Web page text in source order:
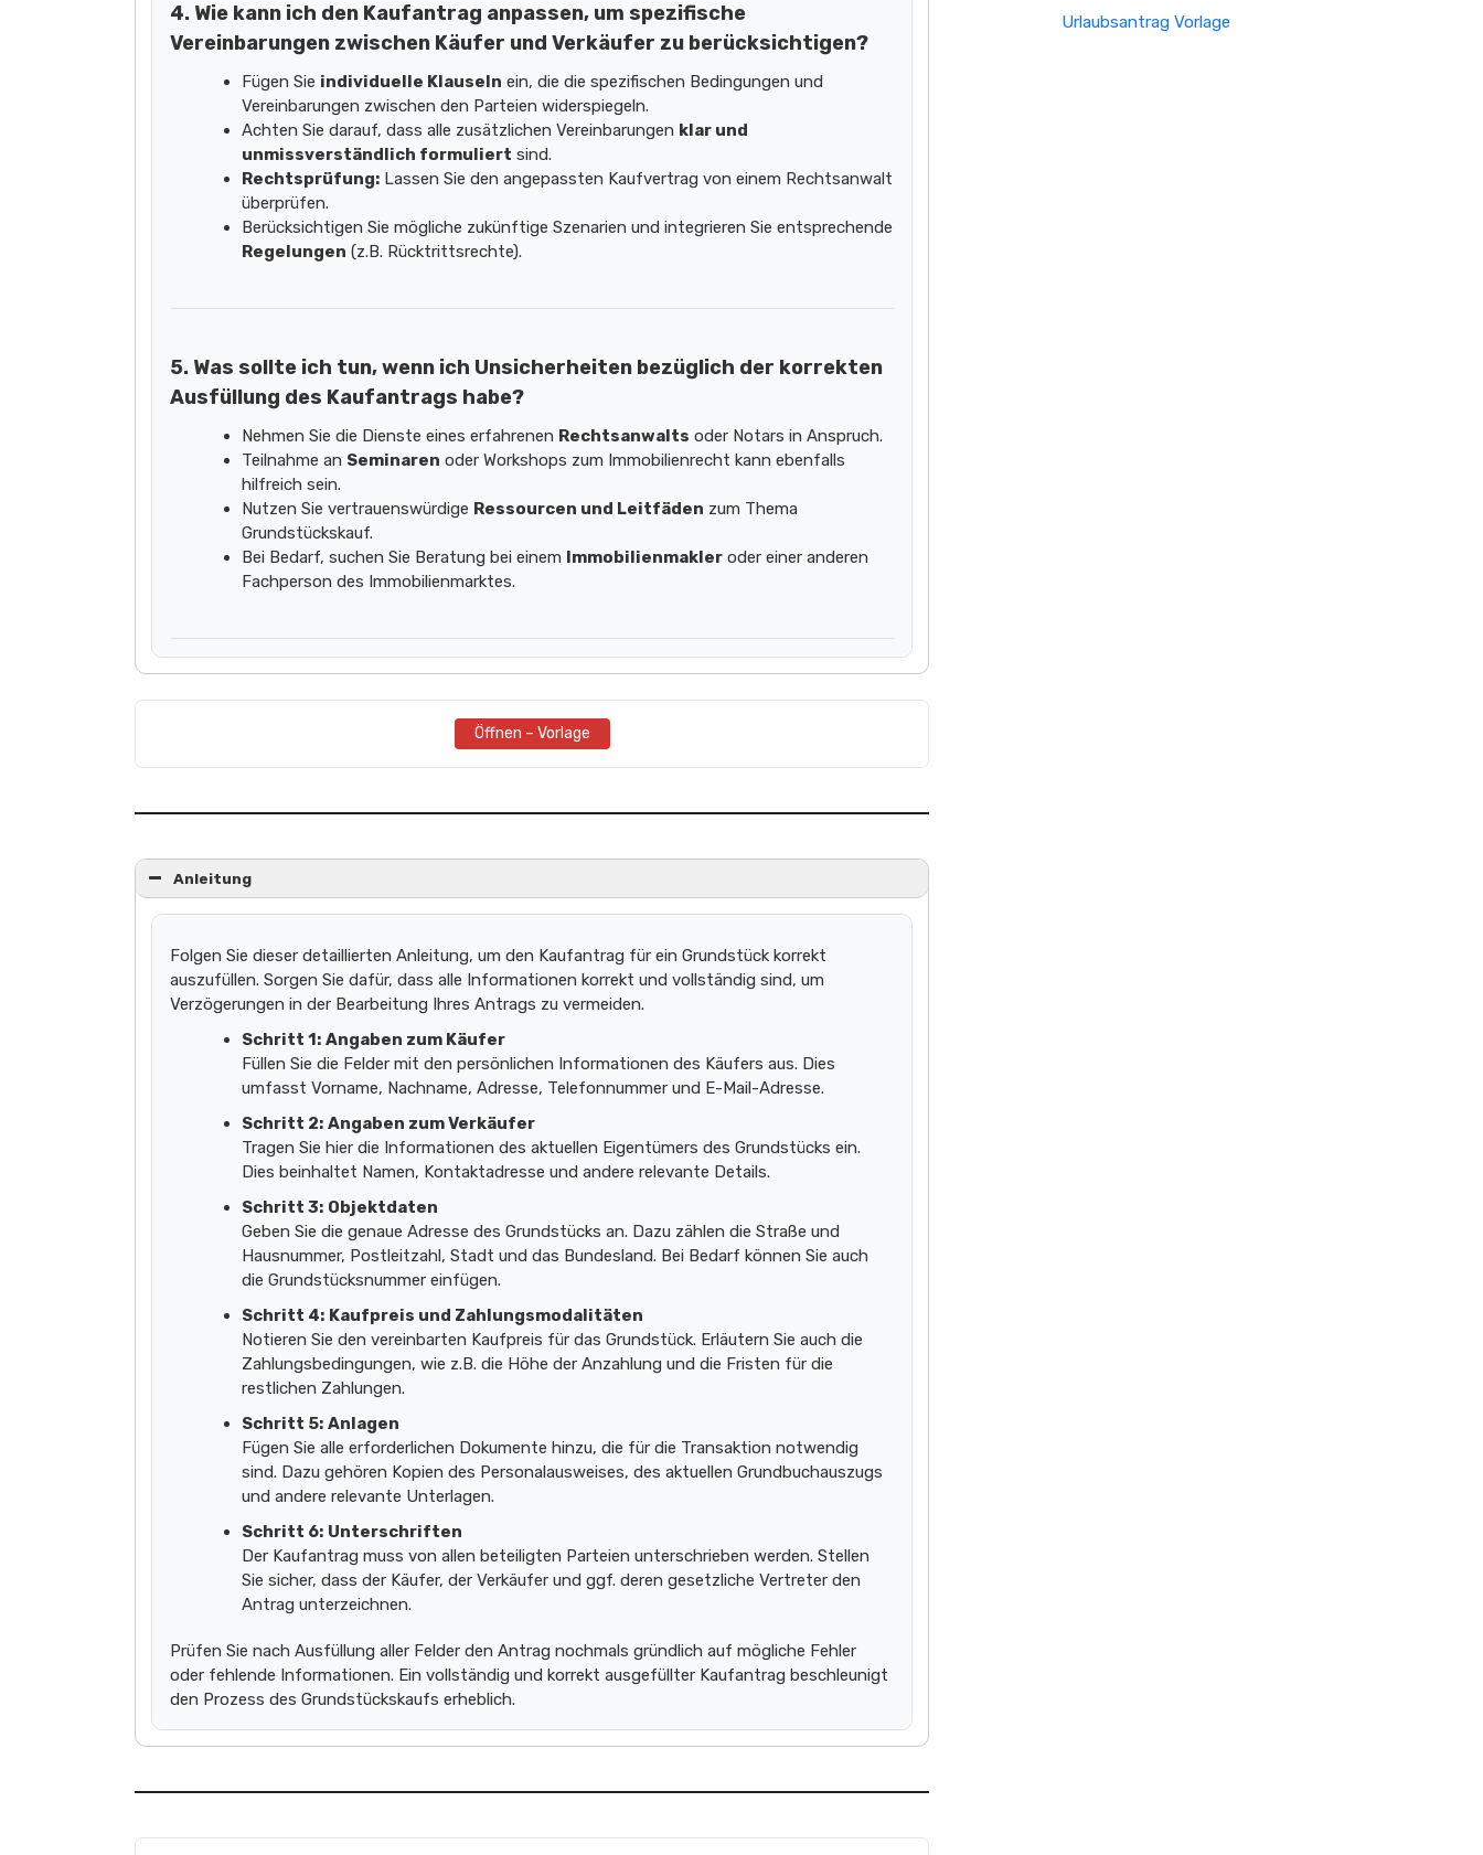
4. Wie kann ich den Kaufantrag anpassen, um spezifische
Vereinbarungen zwischen Käufer und Verkäufer zu berücksichtigen?
Fügen Sie individuelle Klauseln ein, die die spezifischen Bedingungen und
Vereinbarungen zwischen den Parteien widerspiegeln.
Achten Sie darauf, dass alle zusätzlichen Vereinbarungen klar und
unmissverständlich formuliert sind.
Rechtsprüfung: Lassen Sie den angepassten Kaufvertrag von einem Rechtsanwalt
überprüfen.
Berücksichtigen Sie mögliche zukünftige Szenarien und integrieren Sie entsprechende
Regelungen (z.B. Rücktrittsrechte).
5. Was sollte ich tun, wenn ich Unsicherheiten bezüglich der korrekten
Ausfüllung des Kaufantrags habe?
Nehmen Sie die Dienste eines erfahrenen Rechtsanwalts oder Notars in Anspruch.
Teilnahme an Seminaren oder Workshops zum Immobilienrecht kann ebenfalls
hilfreich sein.
Nutzen Sie vertrauenswürdige Ressourcen und Leitfäden zum Thema
Grundstückskauf.
Bei Bedarf, suchen Sie Beratung bei einem Immobilienmakler oder einer anderen
Fachperson des Immobilienmarktes.
Öffnen – Vorlage
Anleitung
Folgen Sie dieser detaillierten Anleitung, um den Kaufantrag für ein Grundstück korrekt
auszufüllen. Sorgen Sie dafür, dass alle Informationen korrekt und vollständig sind, um
Verzögerungen in der Bearbeitung Ihres Antrags zu vermeiden.
Schritt 1: Angaben zum Käufer
Füllen Sie die Felder mit den persönlichen Informationen des Käufers aus. Dies
umfasst Vorname, Nachname, Adresse, Telefonnummer und E-Mail-Adresse.
Schritt 2: Angaben zum Verkäufer
Tragen Sie hier die Informationen des aktuellen Eigentümers des Grundstücks ein.
Dies beinhaltet Namen, Kontaktadresse und andere relevante Details.
Schritt 3: Objektdaten
Geben Sie die genaue Adresse des Grundstücks an. Dazu zählen die Straße und
Hausnummer, Postleitzahl, Stadt und das Bundesland. Bei Bedarf können Sie auch
die Grundstücksnummer einfügen.
Schritt 4: Kaufpreis und Zahlungsmodalitäten
Notieren Sie den vereinbarten Kaufpreis für das Grundstück. Erläutern Sie auch die
Zahlungsbedingungen, wie z.B. die Höhe der Anzahlung und die Fristen für die
restlichen Zahlungen.
Schritt 5: Anlagen
Fügen Sie alle erforderlichen Dokumente hinzu, die für die Transaktion notwendig
sind. Dazu gehören Kopien des Personalausweises, des aktuellen Grundbuchauszugs
und andere relevante Unterlagen.
Schritt 6: Unterschriften
Der Kaufantrag muss von allen beteiligten Parteien unterschrieben werden. Stellen
Sie sicher, dass der Käufer, der Verkäufer und ggf. deren gesetzliche Vertreter den
Antrag unterzeichnen.
Prüfen Sie nach Ausfüllung aller Felder den Antrag nochmals gründlich auf mögliche Fehler
oder fehlende Informationen. Ein vollständig und korrekt ausgefüllter Kaufantrag beschleunigt
den Prozess des Grundstückskaufs erheblich.
Urlaubsantrag Vorlage